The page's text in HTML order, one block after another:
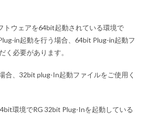
トウェアを64bit起動されている環境で
in起動を行う場合、64bit Plug-in起動フ
く必要があります。
合、32bit plug-In起動ファイルをご使用く
環境でRG 32bit Plug-Inを起動している